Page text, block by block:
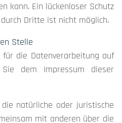
kann. Ein lückenloser Schutz
Dritte ist nicht möglich.
Stelle
die Datenverarbeitung auf
dem Impressum dieser
natürliche oder juristische
mit anderen über die